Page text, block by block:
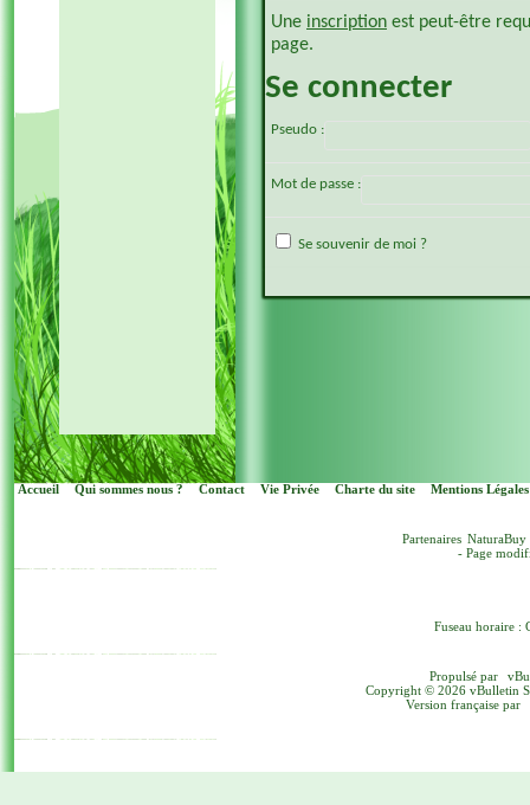
Une inscription est peut-être
page.
Se connecter
Pseudo :
Mot de passe :
Se souvenir de moi ?
Accueil Qui sommes nous ? Contact Vie Privée Charte du site Mentions Légales
Partenaires NaturaBuy
- Page
Fuseau horaire :
Propulsé par
Copyright © 2026 vBulletin
Version française par